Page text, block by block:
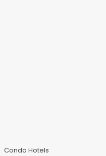
Condo Hotels